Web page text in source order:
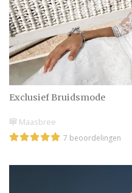
Exclusief Bruidsmode
Maasbree
7 beoordelingen